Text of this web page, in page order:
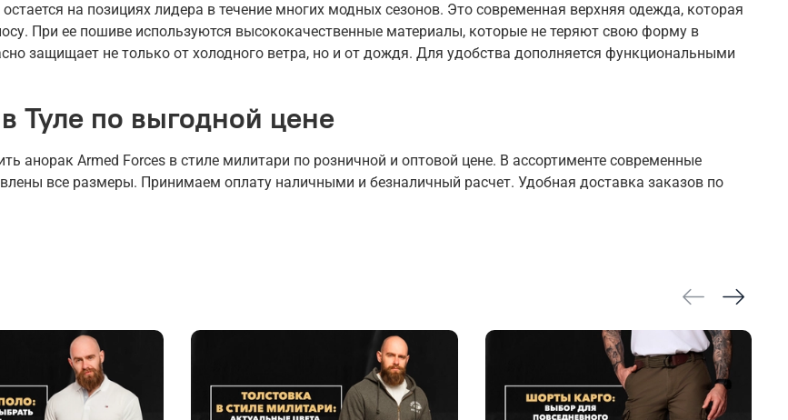
на позициях лидера в течение многих модных сезонов. Это современная верхняя одежда, которая
При ее пошиве используются высококачественные материалы, которые не теряют свою форму в
защищает не только от холодного ветра, но и от дождя. Для удобства дополняется функциональными
Туле по выгодной цене
Armed Forces в стиле милитари по розничной и оптовой цене. В ассортименте современные
все размеры. Принимаем оплату наличными и безналичный расчет. Удобная доставка заказов по